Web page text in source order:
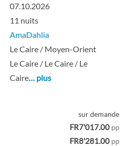
07.10.2026
11 nuits
AmaDahlia
Le Caire / Moyen-Orient
Le Caire / Le Caire / Le
Caire… plus
sur demande
FR7'017.00 pp
FR8'281.00 pp